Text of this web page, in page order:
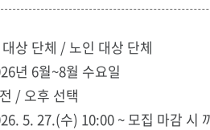
상 단체 / 노인 대상 단체
년 6월~8월 수요일
/ 오후 선택
5. 27.(수) 10:00 ~ 모집 마감 시